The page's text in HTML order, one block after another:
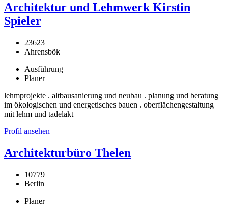
Architektur und Lehmwerk Kirstin
Spieler
23623
Ahrensbök
Ausführung
Planer
lehmprojekte . altbausanierung und neubau . planung und beratung
im ökologischen und energetisches bauen . oberflächengestaltung
mit lehm und tadelakt
Profil ansehen
Architekturbüro Thelen
10779
Berlin
Planer